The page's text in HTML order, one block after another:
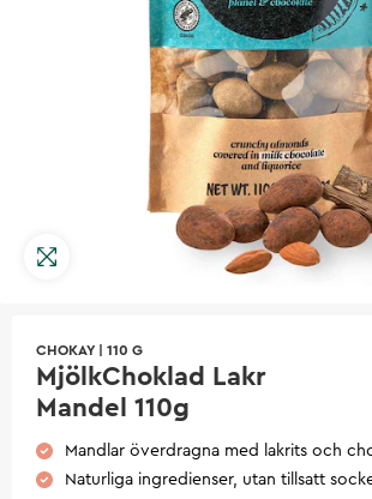
CHOKAY 110 G
MjölkChoklad Lakr
Mandel 110g
Mandlar överdragna med lakrits och
Naturliga ingredienser, utan tillsatt